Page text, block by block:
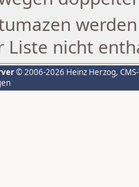
Liste nicht
© 2006-2026 Heinz Herzog,